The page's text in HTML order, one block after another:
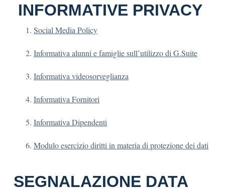
INFORMATIVE PRIVACY
Social Media Policy
Informativa alunni e famiglie sull’utilizzo di G.Suite
Informativa videosorveglianza
Informativa Fornitori
Informativa Dipendenti
Modulo esercizio diritti in materia di protezione dei dati
SEGNALAZIONE DATA